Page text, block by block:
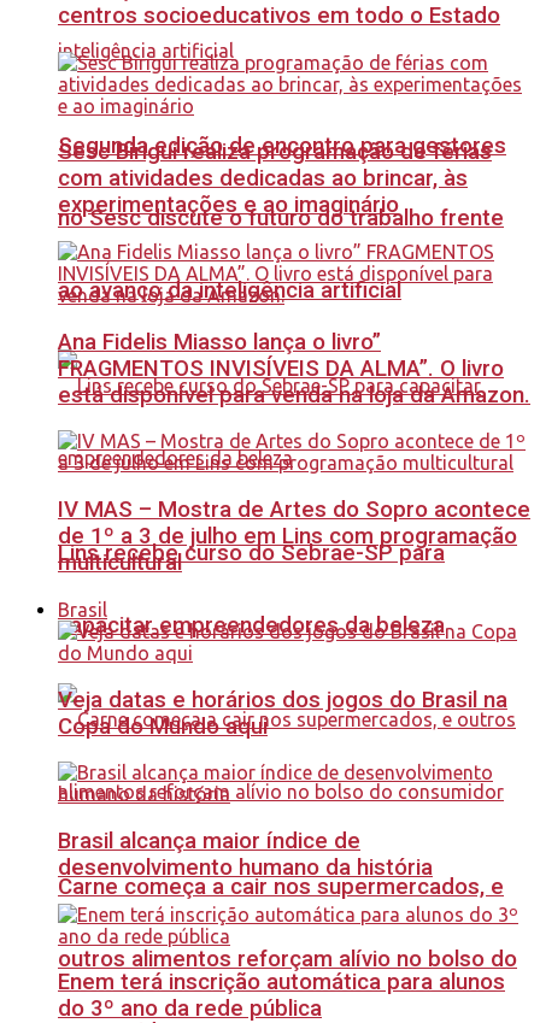
Segunda edição de encontro para gestores
no Sesc discute o futuro do trabalho frente
ao avanço da inteligência artificial
Lins recebe curso do Sebrae-SP para
capacitar empreendedores da beleza
Carne começa a cair nos supermercados, e
outros alimentos reforçam alívio no bolso do
centros socioeducativos em todo o Estado
Sesc Birigui realiza programação de férias
com atividades dedicadas ao brincar, às
experimentações e ao imaginário
Ana Fidelis Miasso lança o livro”
FRAGMENTOS INVISÍVEIS DA ALMA”. O livro
está disponível para venda na loja da Amazon.
IV MAS – Mostra de Artes do Sopro acontece
de 1º a 3 de julho em Lins com programação
multicultural
Brasil
Veja datas e horários dos jogos do Brasil na
Copa do Mundo aqui
Brasil alcança maior índice de
desenvolvimento humano da história
Enem terá inscrição automática para alunos
do 3º ano da rede pública